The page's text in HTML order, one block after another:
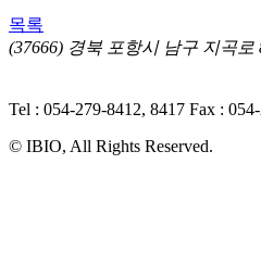
목록
(37666) 경북 포항시 남구 지곡
Tel : 054-279-8412, 8417 Fax :
© IBIO, All Rights Reserved.